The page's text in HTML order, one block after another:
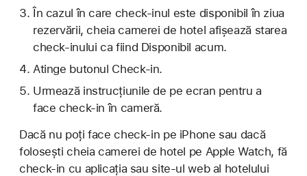
În cazul în care check-inul este disponibil în ziua
rezervării, cheia camerei de hotel afișează starea
check-inului ca fiind Disponibil acum.
Atinge butonul Check-in.
Urmează instrucțiunile de pe ecran pentru a
face check-in în cameră.
Dacă nu poți face check-in pe iPhone sau dacă
folosești cheia camerei de hotel pe Apple Watch, fă
check-in cu aplicația sau site-ul web al hotelului